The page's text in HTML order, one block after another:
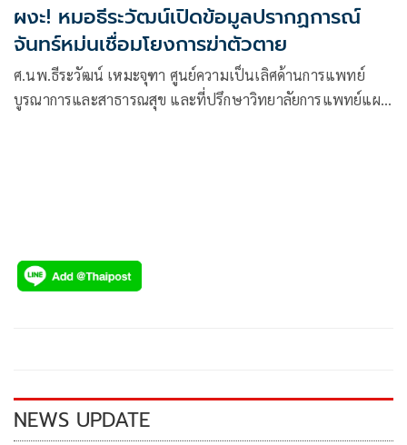
ผงะ! หมอธีระวัฒน์เปิดข้อมูลปรากฏการณ์
จันทร์หม่นเชื่อมโยงการฆ่าตัวตาย
ศ.นพ.ธีระวัฒน์ เหมะจุฑา ศูนย์ความเป็นเลิศด้านการแพทย์
บูรณาการและสาธารณสุข และที่ปรึกษาวิทยาลัยการแพทย์แผน
NEWS UPDATE